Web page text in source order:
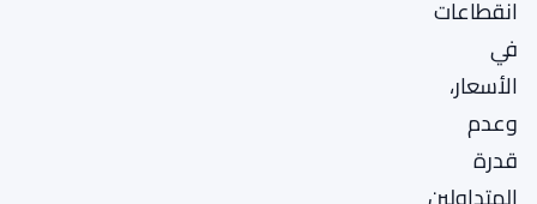
انقطاعات
في
الأسعار،
وعدم
قدرة